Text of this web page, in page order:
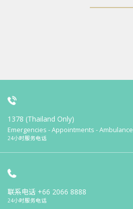
1378 (Thailand Only)
Emergencies - Appointments - Ambulance
24小时服务电话
联系电话 +66 2066 8888
24小时服务电话